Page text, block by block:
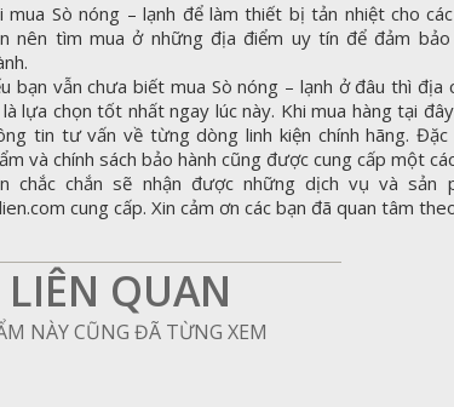
mua Sò nóng – lạnh để làm thiết bị tản nhiệt cho
nên tìm mua ở những địa điểm uy tín để đảm
bạn vẫn chưa biết mua Sò nóng – lạnh ở đâu thì địa
lựa chọn tốt nhất ngay lúc này. Khi mua hàng tại
tin tư vấn về từng dòng linh kiện chính hãng.
và chính sách bảo hành cũng được cung cấp một
chắc chắn sẽ nhận được những dịch vụ và sản
cung cấp. Xin cảm ơn các bạn đã quan tâm
QUAN
NÀY CŨNG ĐÃ TỪNG XEM